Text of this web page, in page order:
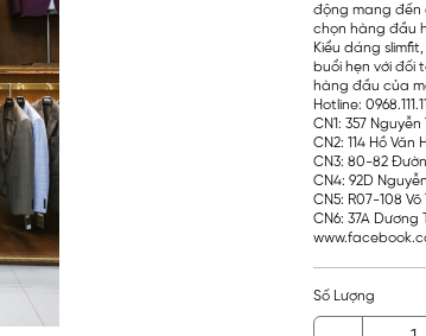
động mang đến
chọn hàng đầu
Kiểu dáng
buổi hẹn với đối
hàng đầu của
Hotline:
CN1: 357 Nguyễn
CN2: 114 Hồ Văn
CN3: 80-82
CN4: 92D
CN5: R07-108
CN6: 37A Dương
Số Lượng